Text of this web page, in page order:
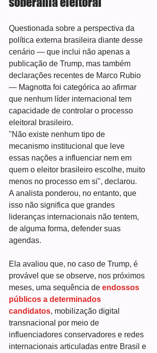
Questionada sobre a perspectiva da
política externa brasileira diante desse
cenário — que inclui não apenas a
publicação de Trump, mas também
declarações recentes de Marco Rubio
— Magnotta foi categórica ao afirmar
que nenhum líder internacional tem
capacidade de controlar o processo
eleitoral brasileiro.
"Não existe nenhum tipo de
mecanismo institucional que leve
essas nações a influenciar nem em
quem o eleitor brasileiro escolhe, muito
menos no processo em si", declarou.
A analista ponderou, no entanto, que
isso não significa que grandes
lideranças internacionais não tentem,
de alguma forma, defender suas
agendas.
Ela avaliou que, no caso de Trump, é
provável que se observe, nos próximos
meses, uma sequência de endossos
públicos a determinados
candidatos, mobilização digital
transnacional por meio de
influenciadores conservadores e redes
internacionais articuladas entre Brasil e